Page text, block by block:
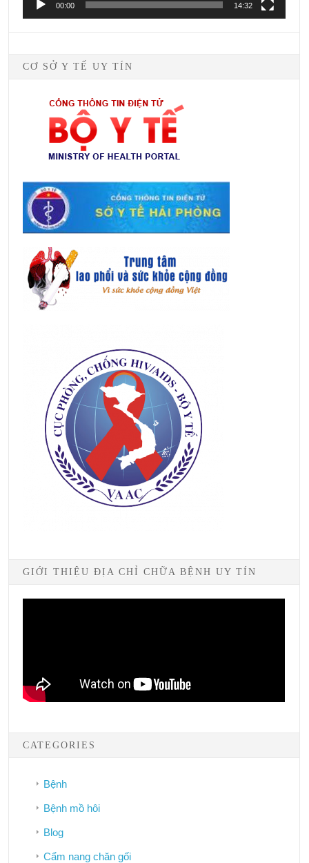
00:00 14:32
CƠ SỞ Y TẾ UY TÍN
GIỚI THIỆU ĐỊA CHỈ CHỮA BỆNH UY TÍN
CATEGORIES
Bệnh
Bệnh mồ hôi
Blog
Cẩm nang chăn gối